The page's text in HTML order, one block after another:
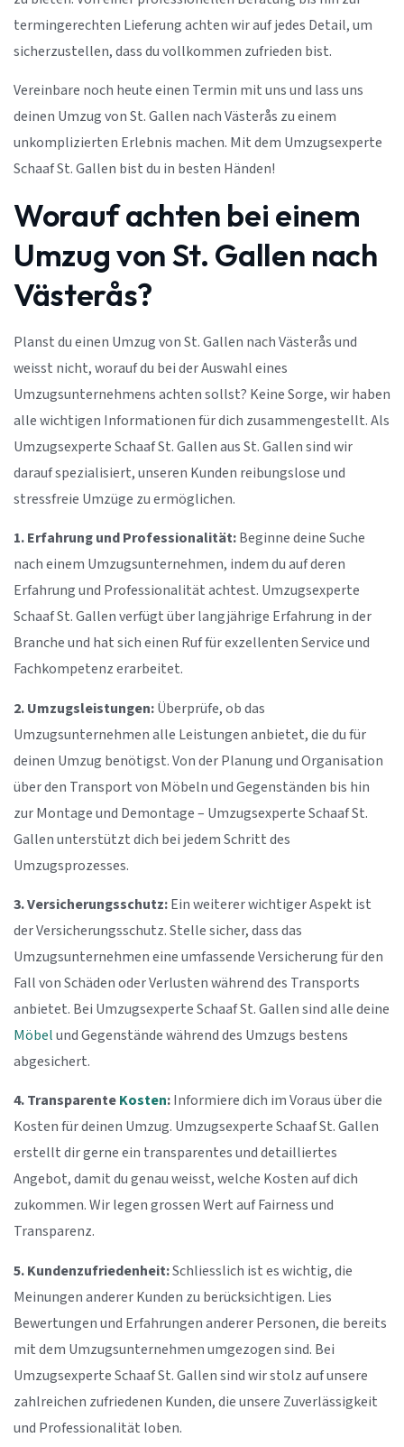
termingerechten Lieferung achten wir auf jedes Detail, um
sicherzustellen, dass du vollkommen zufrieden bist.
Vereinbare noch heute einen Termin mit uns und lass uns
deinen Umzug von St. Gallen nach Västerås zu einem
unkomplizierten Erlebnis machen. Mit dem Umzugsexperte
Schaaf St. Gallen bist du in besten Händen!
Worauf achten bei einem
Umzug von St. Gallen nach
Västerås?
Planst du einen Umzug von St. Gallen nach Västerås und
weisst nicht, worauf du bei der Auswahl eines
Umzugsunternehmens achten sollst? Keine Sorge, wir haben
alle wichtigen Informationen für dich zusammengestellt. Als
Umzugsexperte Schaaf St. Gallen aus St. Gallen sind wir
darauf spezialisiert, unseren Kunden reibungslose und
stressfreie Umzüge zu ermöglichen.
1. Erfahrung und Professionalität:Beginne deine Suche
nach einem Umzugsunternehmen, indem du auf deren
Erfahrung und Professionalität achtest. Umzugsexperte
Schaaf St. Gallen verfügt über langjährige Erfahrung in der
Branche und hat sich einen Ruf für exzellenten Service und
Fachkompetenz erarbeitet.
2. Umzugsleistungen:Überprüfe, ob das
Umzugsunternehmen alle Leistungen anbietet, die du für
deinen Umzug benötigst. Von der Planung und Organisation
über den Transport von Möbeln und Gegenständen bis hin
zur Montage und Demontage – Umzugsexperte Schaaf St.
Gallen unterstützt dich bei jedem Schritt des
Umzugsprozesses.
3. Versicherungsschutz:Ein weiterer wichtiger Aspekt ist
der Versicherungsschutz. Stelle sicher, dass das
Umzugsunternehmen eine umfassende Versicherung für den
Fall von Schäden oder Verlusten während des Transports
anbietet. Bei Umzugsexperte Schaaf St. Gallen sind alle deine
Möbelund Gegenstände während des Umzugs bestens
abgesichert.
4. TransparenteKosten:Informiere dich im Voraus über die
Kosten für deinen Umzug. Umzugsexperte Schaaf St. Gallen
erstellt dir gerne ein transparentes und detailliertes
Angebot, damit du genau weisst, welche Kosten auf dich
zukommen. Wir legen grossen Wert auf Fairness und
Transparenz.
5. Kundenzufriedenheit:Schliesslich ist es wichtig, die
Meinungen anderer Kunden zu berücksichtigen. Lies
Bewertungen und Erfahrungen anderer Personen, die bereits
mit dem Umzugsunternehmen umgezogen sind. Bei
Umzugsexperte Schaaf St. Gallen sind wir stolz auf unsere
zahlreichen zufriedenen Kunden, die unsere Zuverlässigkeit
und Professionalität loben.